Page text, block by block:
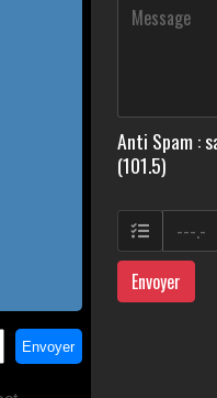
Anti Spam :
(101.5)
Envoyer